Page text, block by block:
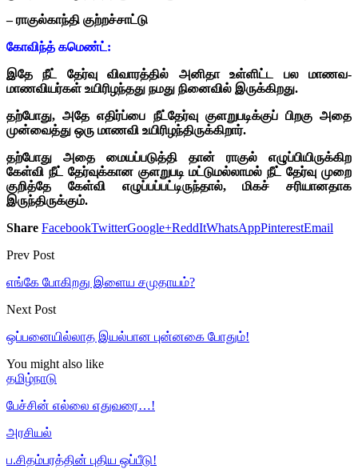
– ராகுல்காந்தி குற்றச்சாட்டு
கோவிந்த் கமெண்ட்:
இதே நீட் தேர்வு விவாரத்தில் அனிதா உள்ளிட்ட பல மாணவ-
மாணவியர்கள் உயிரிழந்தது நமது நினைவில் இருக்கிறது.
தற்போது, அதே எதிர்ப்பை நீட்தேர்வு குளறுபடிக்குப் பிறகு அதை
முன்வைத்து ஒரு மாணவி உயிரிழந்திருக்கிறார்.
தற்போது அதை மையப்படுத்தி தான் ராகுல் எழுப்பியிருக்கிற
கேள்வி நீட் தேர்வுக்கான குளறுபடி மட்டுமல்லாமல் நீட் தேர்வு முறை
குறித்தே கேள்வி எழுப்பப்பட்டிருந்தால், மிகச் சரியானதாக
இருந்திருக்கும்.
Share FacebookTwitterGoogle+ReddItWhatsAppPinterestEmail
Prev Post
எங்கே போகிறது இளைய சமுதாயம்?
Next Post
ஒப்பனையில்லாத இயல்பான புன்னகை போதும்!
You might also like
தமிழ்நாடு
பேச்சின் எல்லை எதுவரை…!
அரசியல்
ப.சிதம்பரத்தின் புதிய ஒப்பீடு!